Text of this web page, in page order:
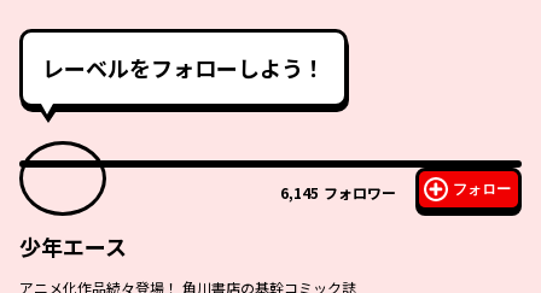
レーベルをフォローしよう！
6,145 フォロワー フォロー
少年エース
アニメ化作品続々登場！ 角川書店の基幹コミック誌